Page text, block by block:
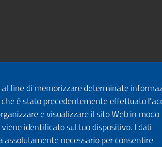
fine di memorizzare determinate
è stato precedentemente effettuato
e visualizzare il sito Web in modo
identificato sul tuo dispositivo. I dati
assolutamente necessario per consentire